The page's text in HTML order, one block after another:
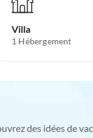
Villa
1 Hébergement
des idées de